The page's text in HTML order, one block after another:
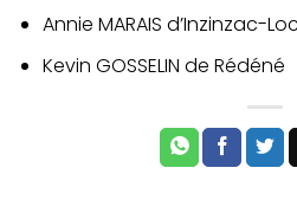
Annie MARAIS d’Inzinzac-
Kevin GOSSELIN de Rédéné